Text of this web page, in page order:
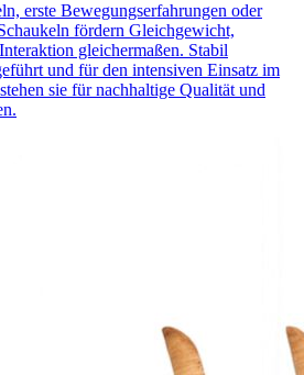
erste Bewegungserfahrungen oder
fördern Gleichgewicht,
gleichermaßen. Stabil
und für den intensiven Einsatz im
sie für nachhaltige Qualität und